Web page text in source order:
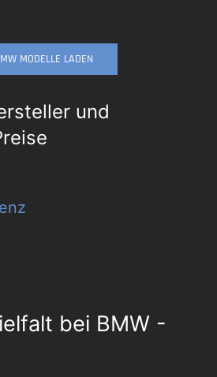
MODELLE LADEN
und
bei BMW -